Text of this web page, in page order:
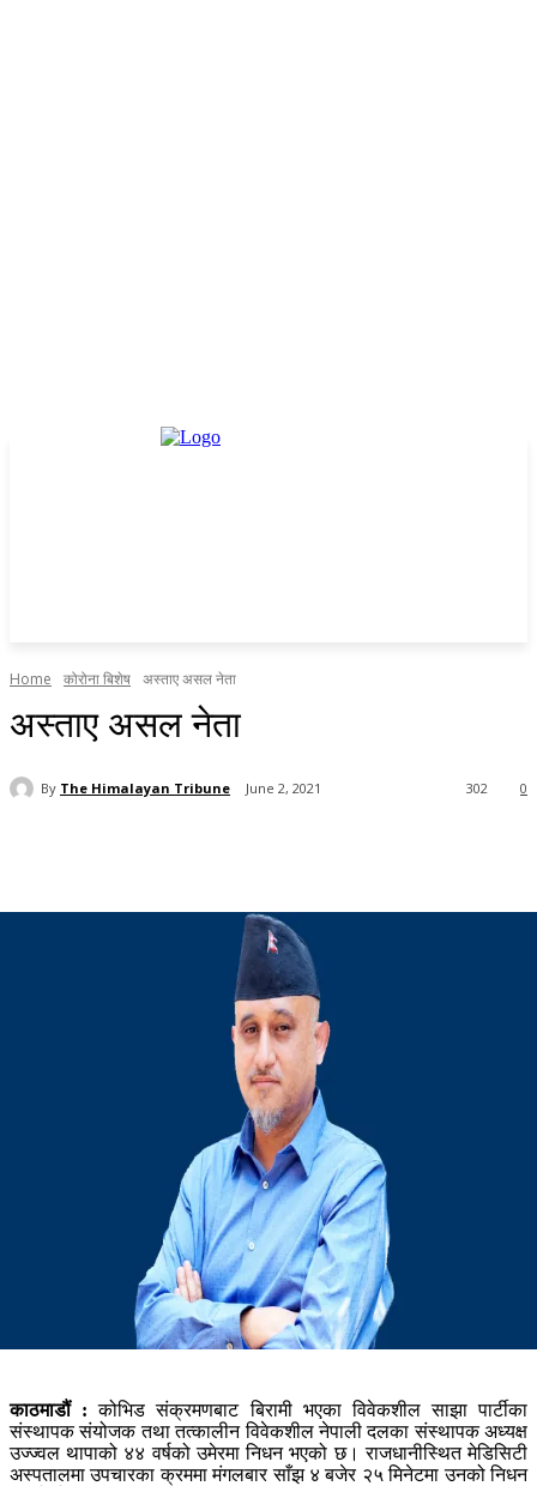
Home कोरोना बिशेष अस्ताए असल नेता
अस्ताए असल नेता
By The Himalayan Tribune June 2, 2021 0
302
काठमाडौं :कोभिड संक्रमणबाट बिरामी भएका विवेकशील साझा पार्टीका
संस्थापक संयोजक तथा तत्कालीन विवेकशील नेपाली दलका संस्थापक अध्यक्ष
उज्ज्वल थापाको ४४ वर्षको उमेरमा निधन भएको छ। राजधानीस्थित मेडिसिटी
अस्पतालमा उपचारका क्रममा मंगलबार साँझ ४ बजेर २५ मिनेटमा उनको निधन